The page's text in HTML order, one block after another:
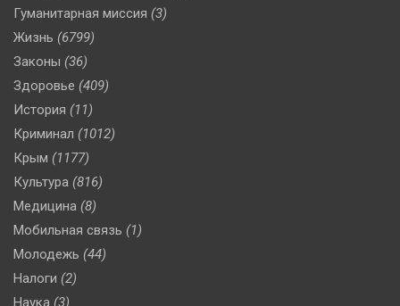
Гуманитарная миссия (3)
Жизнь (6799)
Законы (36)
Здоровье (409)
История (11)
Криминал (1012)
Крым (1177)
Культура (816)
Медицина (8)
Мобильная связь (1)
Молодежь (44)
Налоги (2)
Наука (3)